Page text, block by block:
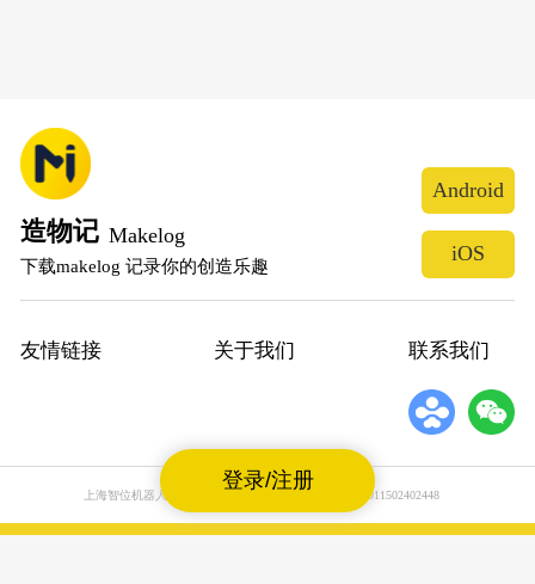
登录/注册
造物记 Makelog
下载makelog 记录你的创造乐趣
Android
iOS
友情链接 关于我们 联系我们
上海智位机器人股份有限公司 沪公网安备31011502402448